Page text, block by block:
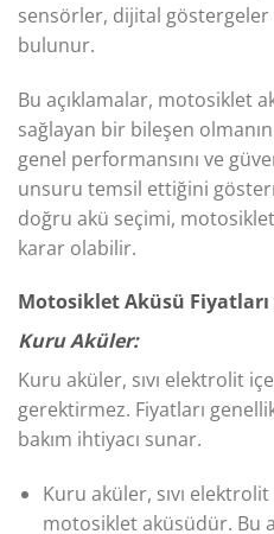
sensörler, dijital
bulunur.
Bu açıklamalar, motosiklet
sağlayan bir bileşen
genel performansını ve
unsuru temsil ettiğini
doğru akü seçimi,
karar olabilir.
Motosiklet Aküsü Fiyatları
Kuru Aküler:
Kuru aküler, sıvı elektrolit
gerektirmez. Fiyatları
bakım ihtiyacı sunar.
Kuru aküler, sıvı
motosiklet aküsüdür. Bu